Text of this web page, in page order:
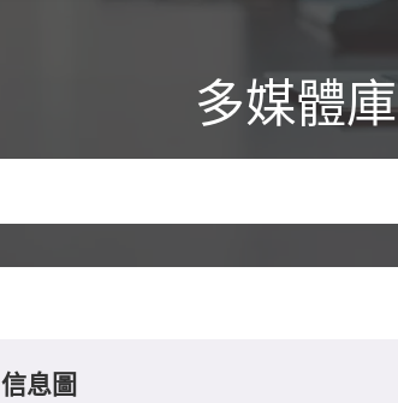
多媒體庫
信息圖